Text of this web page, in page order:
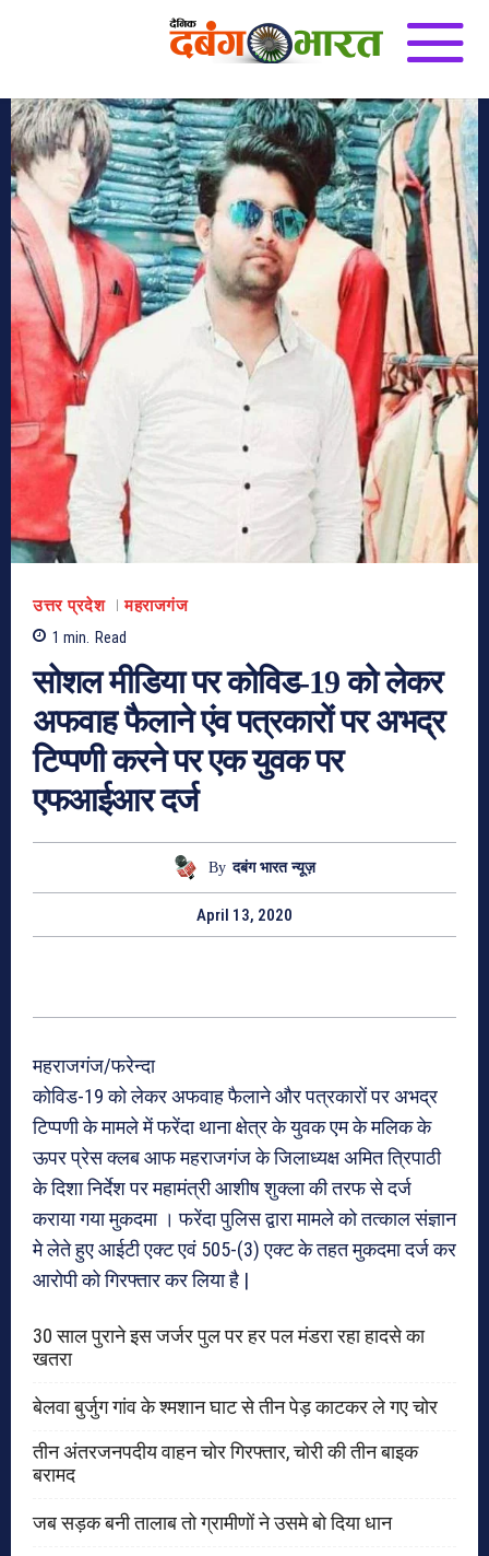
उत्तर प्रदेश
महराजगंज
1 min. Read
सोशल मीडिया पर कोविड-19 को लेकर
अफवाह फैलाने एंव पत्रकारों पर अभद्र
टिप्पणी करने पर एक युवक पर
एफआईआर दर्ज
By दबंग भारत न्यूज़
April 13, 2020
महराजगंज/फरेन्दा
कोविड-19 को लेकर अफवाह फैलाने और पत्रकारों पर अभद्र
टिप्पणी के मामले में फरेंदा थाना क्षेत्र के युवक एम के मलिक के
ऊपर प्रेस क्लब आफ महराजगंज के जिलाध्यक्ष अमित त्रिपाठी
के दिशा निर्देश पर महामंत्री आशीष शुक्ला की तरफ से दर्ज
कराया गया मुकदमा । फरेंदा पुलिस द्वारा मामले को तत्काल संज्ञान
मे लेते हुए आईटी एक्ट एवं 505-(3) एक्ट के तहत मुकदमा दर्ज कर
आरोपी को गिरफ्तार कर लिया है |
30 साल पुराने इस जर्जर पुल पर हर पल मंडरा रहा हादसे का
खतरा
बेलवा बुर्जुग गांव के श्मशान घाट से तीन पेड़ काटकर ले गए चोर
तीन अंतरजनपदीय वाहन चोर गिरफ्तार, चोरी की तीन बाइक
बरामद
जब सड़क बनी तालाब तो ग्रामीणों ने उसमे बो दिया धान